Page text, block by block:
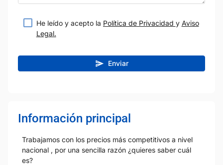
He leído y acepto la Política de Privacidad y Aviso
Legal.
Enviar
Información principal
Trabajamos con los precios más competitivos a nivel
nacional , por una sencilla razón ¿quieres saber cuál
es?